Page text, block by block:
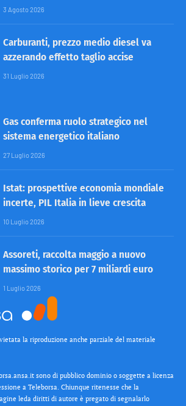
3 Agosto 2026
Carburanti, prezzo medio diesel va
azzerando effetto taglio accise
31 Luglio 2026
Gas conferma ruolo strategico nel
sistema energetico italiano
27 Luglio 2026
Istat: prospettive economia mondiale
incerte, PIL Italia in lieve crescita
10 Luglio 2026
Assoreti, raccolta maggio a nuovo
massimo storico per 7 miliardi euro
1 Luglio 2026
la riproduzione anche parziale del materiale
sono di pubblico dominio o soggette a licenza
a Teleborsa. Chiunque ritenesse che la
leda diritti di autore è pregato di segnalarlo